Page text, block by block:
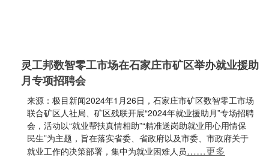
灵工邦数智零工市场在石家庄市矿区举办就业援助
月专项招聘会
来源：极目新闻2024年1月26日，石家庄市矿区数智零工市场
联合矿区人社局、矿区残联开展“2024年就业援助月”专场招聘
会，活动以“就业帮扶真情相助”“精准送岗助就业用心用情保
民生”为主题，旨在落实省委、省政府以及市委、市政府关于
就业工作的决策部署，集中为就业困难人员……更多